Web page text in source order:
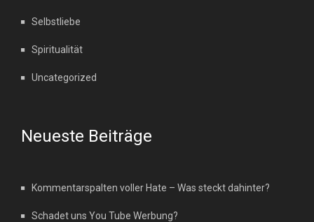
Selbstliebe
Spiritualität
Uncategorized
Neueste Beiträge
Kommentarspalten voller Hate – Was steckt dahinter?
Schadet uns You Tube Werbung?